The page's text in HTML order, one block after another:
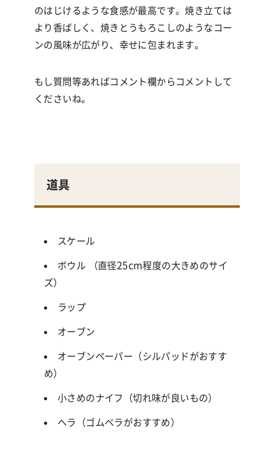
のはじけるような食感が最高です。焼き立ては
より香ばしく、焼きとうもろこしのようなコー
ンの風味が広がり、幸せに包まれます。
もし質問等あればコメント欄からコメントして
くださいね。
道具
スケール
ボウル （直径25cm程度の大きめのサイ
ズ）
ラップ
オーブン
オーブンペーパー（シルパッドがおすす
め）
小さめのナイフ（切れ味が良いもの）
ヘラ（ゴムベラがおすすめ）